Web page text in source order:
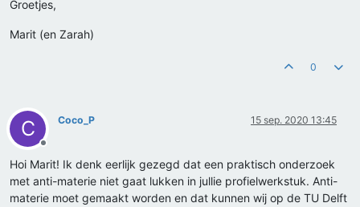
Groetjes,
Marit (en Zarah)
0
C
Offline
Coco_P 15 sep. 2020 13:45
Hoi Marit! Ik denk eerlijk gezegd dat een praktisch onderzoek
met anti-materie niet gaat lukken in jullie profielwerkstuk. Anti-
materie moet gemaakt worden en dat kunnen wij op de TU Delft